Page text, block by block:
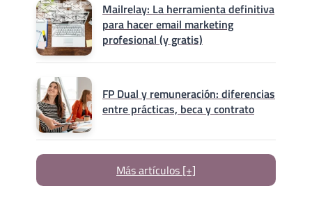
Mailrelay: La herramienta definitiva
para hacer email marketing
profesional (y gratis)
FP Dual y remuneración: diferencias
entre prácticas, beca y contrato
Más artículos [+]